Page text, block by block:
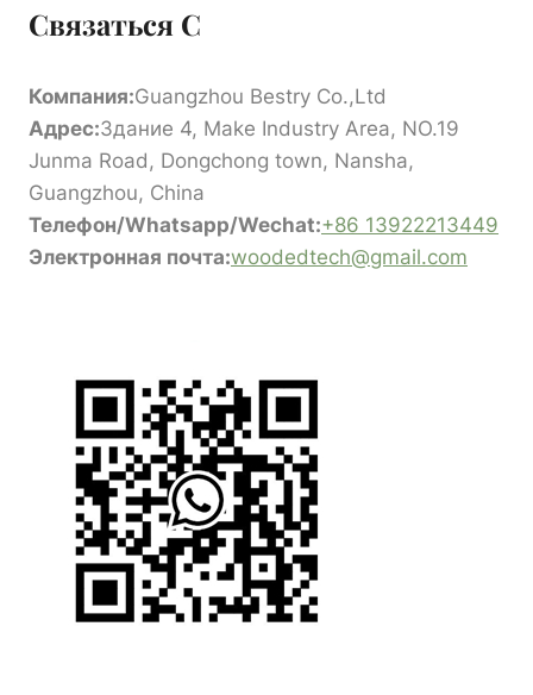
Связаться С
Компания:Guangzhou Bestry Co.,Ltd
Адрес:Здание 4, Make Industry Area, NO.19
Junma Road, Dongchong town, Nansha,
Guangzhou, China
Телефон/Whatsapp/Wechat:+86 13922213449
Электронная почта:woodedtech@gmail.com